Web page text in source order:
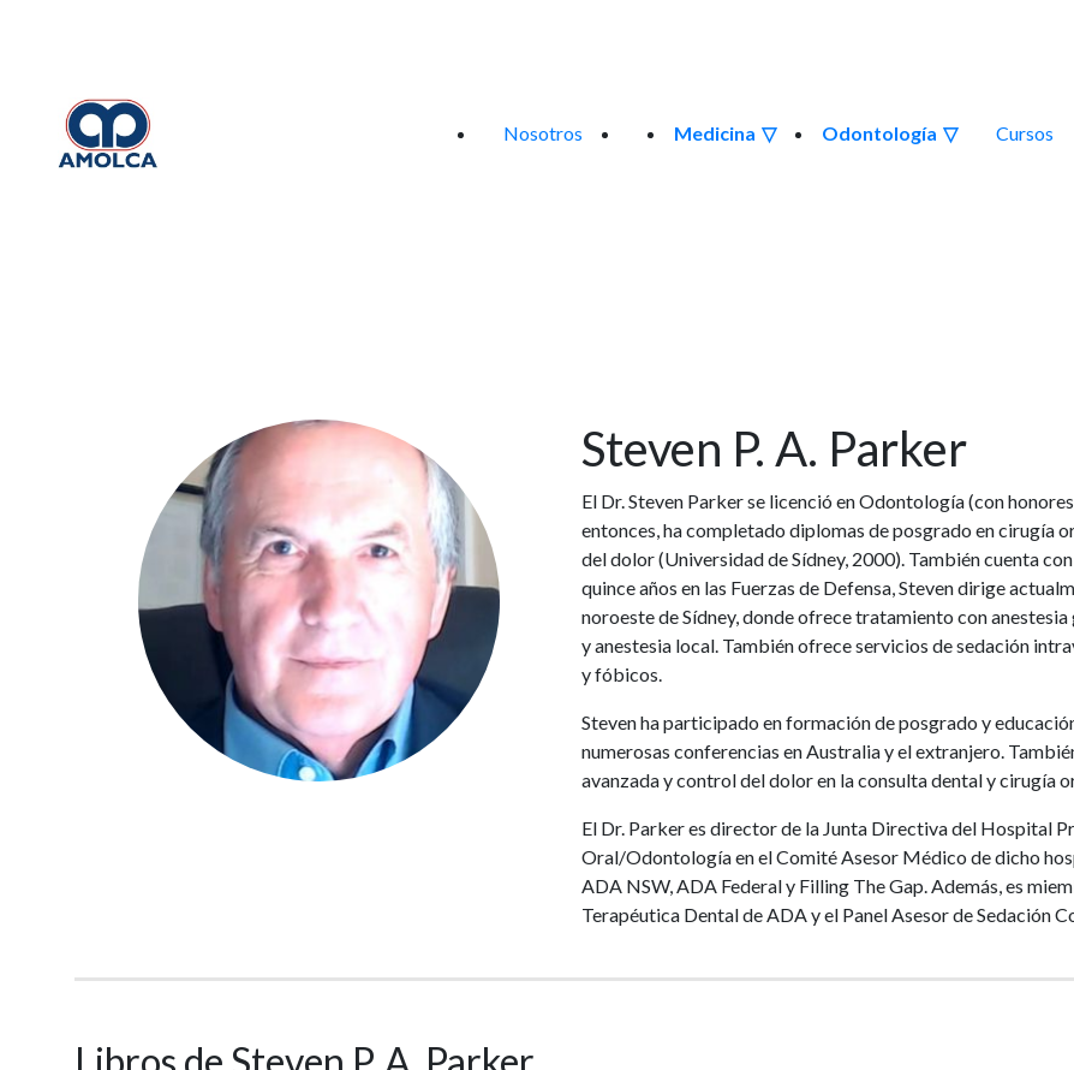
Nosotros Medicina Odontología Cursos
Steven P. A. Parker
El Dr. Steven Parker se licenció en Odontología (con
entonces, ha completado diplomas de posgrado en cirugía
del dolor (Universidad de Sídney, 2000). También cuenta
quince años en las Fuerzas de Defensa, Steven dirige
noroeste de Sídney, donde ofrece tratamiento con
y anestesia local. También ofrece servicios de sedación
y fóbicos.
Steven ha participado en formación de posgrado y
numerosas conferencias en Australia y el extranjero.
avanzada y control del dolor en la consulta dental y cirugía
El Dr. Parker es director de la Junta Directiva del Hospital
Oral/Odontología en el Comité Asesor Médico de dicho
ADA NSW, ADA Federal y Filling The Gap. Además, es
Terapéutica Dental de ADA y el Panel Asesor de Sedación